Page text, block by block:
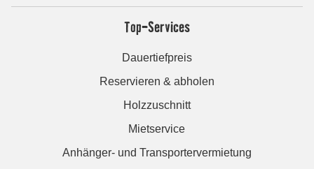
Top-Services
Dauertiefpreis
Reservieren & abholen
Holzzuschnitt
Mietservice
Anhänger- und Transportervermietung